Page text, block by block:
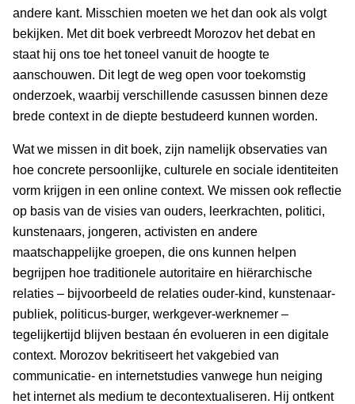
andere kant. Misschien moeten we het dan ook als volgt
bekijken. Met dit boek verbreedt Morozov het debat en
staat hij ons toe het toneel vanuit de hoogte te
aanschouwen. Dit legt de weg open voor toekomstig
onderzoek, waarbij verschillende casussen binnen deze
brede context in de diepte bestudeerd kunnen worden.
Wat we missen in dit boek, zijn namelijk observaties van
hoe concrete persoonlijke, culturele en sociale identiteiten
vorm krijgen in een online context. We missen ook reflectie
op basis van de visies van ouders, leerkrachten, politici,
kunstenaars, jongeren, activisten en andere
maatschappelijke groepen, die ons kunnen helpen
begrijpen hoe traditionele autoritaire en hiërarchische
relaties – bijvoorbeeld de relaties ouder-kind, kunstenaar-
publiek, politicus-burger, werkgever-werknemer –
tegelijkertijd blijven bestaan én evolueren in een digitale
context. Morozov bekritiseert het vakgebied van
communicatie- en internetstudies vanwege hun neiging
het internet als medium te decontextualiseren. Hij ontkent